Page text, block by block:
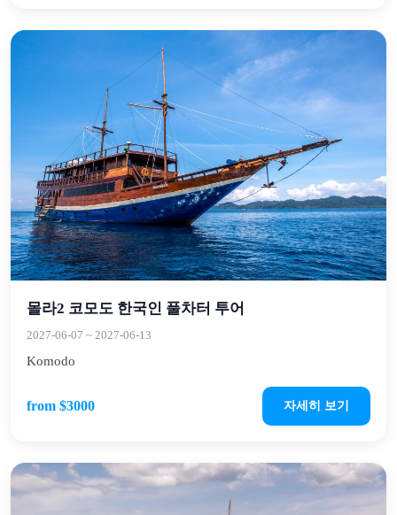
몰라2 코모도 한국인 풀차터 투어
2027-06-07 ~ 2027-06-13
Komodo
from $3000 자세히 보기